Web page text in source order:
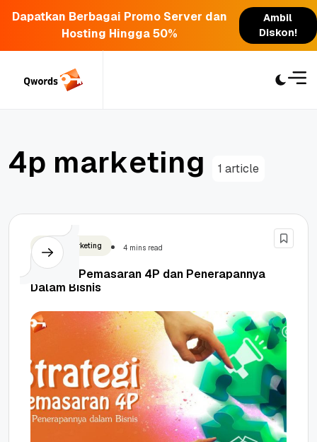
Dapatkan Berbagai Promo Server dan
Hosting Hingga 50%
Ambil
Diskon!
4p marketing 1 article
Digital Marketing 4 mins read
Strategi Pemasaran 4P dan Penerapannya
Dalam Bisnis